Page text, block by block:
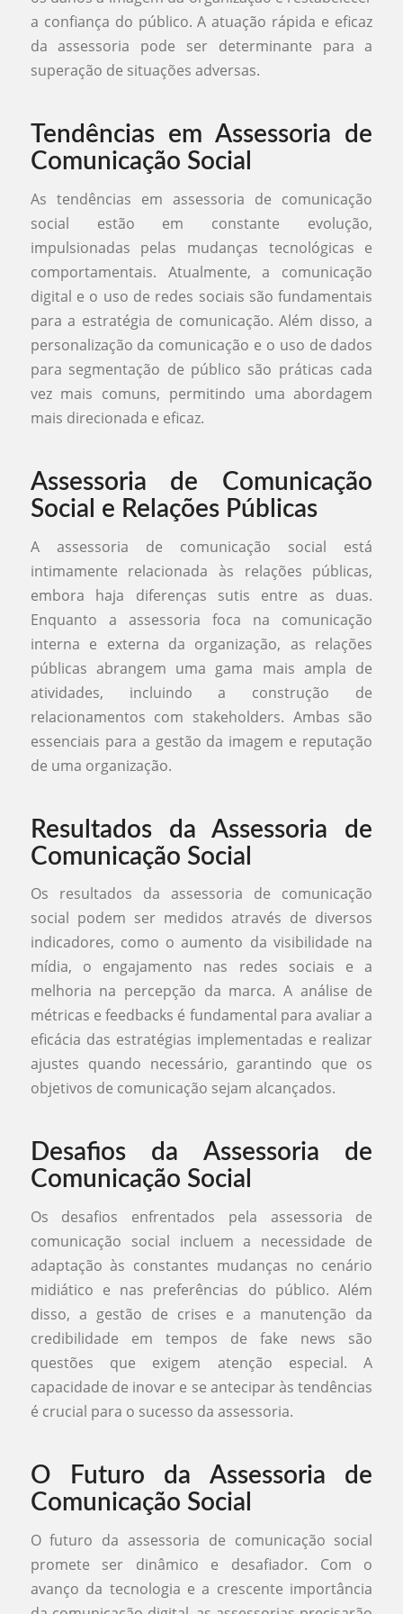
a confiança do público. A atuação rápida e eficaz
da assessoria pode ser determinante para a
superação de situações adversas.
Tendências em Assessoria de
Comunicação Social
As tendências em assessoria de comunicação
social estão em constante evolução,
impulsionadas pelas mudanças tecnológicas e
comportamentais. Atualmente, a comunicação
digital e o uso de redes sociais são fundamentais
para a estratégia de comunicação. Além disso, a
personalização da comunicação e o uso de dados
para segmentação de público são práticas cada
vez mais comuns, permitindo uma abordagem
mais direcionada e eficaz.
Assessoria de Comunicação
Social e Relações Públicas
A assessoria de comunicação social está
intimamente relacionada às relações públicas,
embora haja diferenças sutis entre as duas.
Enquanto a assessoria foca na comunicação
interna e externa da organização, as relações
públicas abrangem uma gama mais ampla de
atividades, incluindo a construção de
relacionamentos com stakeholders. Ambas são
essenciais para a gestão da imagem e reputação
de uma organização.
Resultados da Assessoria de
Comunicação Social
Os resultados da assessoria de comunicação
social podem ser medidos através de diversos
indicadores, como o aumento da visibilidade na
mídia, o engajamento nas redes sociais e a
melhoria na percepção da marca. A análise de
métricas e feedbacks é fundamental para avaliar a
eficácia das estratégias implementadas e realizar
ajustes quando necessário, garantindo que os
objetivos de comunicação sejam alcançados.
Desafios da Assessoria de
Comunicação Social
Os desafios enfrentados pela assessoria de
comunicação social incluem a necessidade de
adaptação às constantes mudanças no cenário
midiático e nas preferências do público. Além
disso, a gestão de crises e a manutenção da
credibilidade em tempos de fake news são
questões que exigem atenção especial. A
capacidade de inovar e se antecipar às tendências
é crucial para o sucesso da assessoria.
O Futuro da Assessoria de
Comunicação Social
O futuro da assessoria de comunicação social
promete ser dinâmico e desafiador. Com o
avanço da tecnologia e a crescente importância